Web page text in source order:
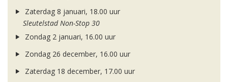
Zaterdag 8 januari, 18.00 uur
Sleutelstad Non-Stop 30
Zondag 2 januari, 16.00 uur
Zondag 26 december, 16.00 uur
Zaterdag 18 december, 17.00 uur